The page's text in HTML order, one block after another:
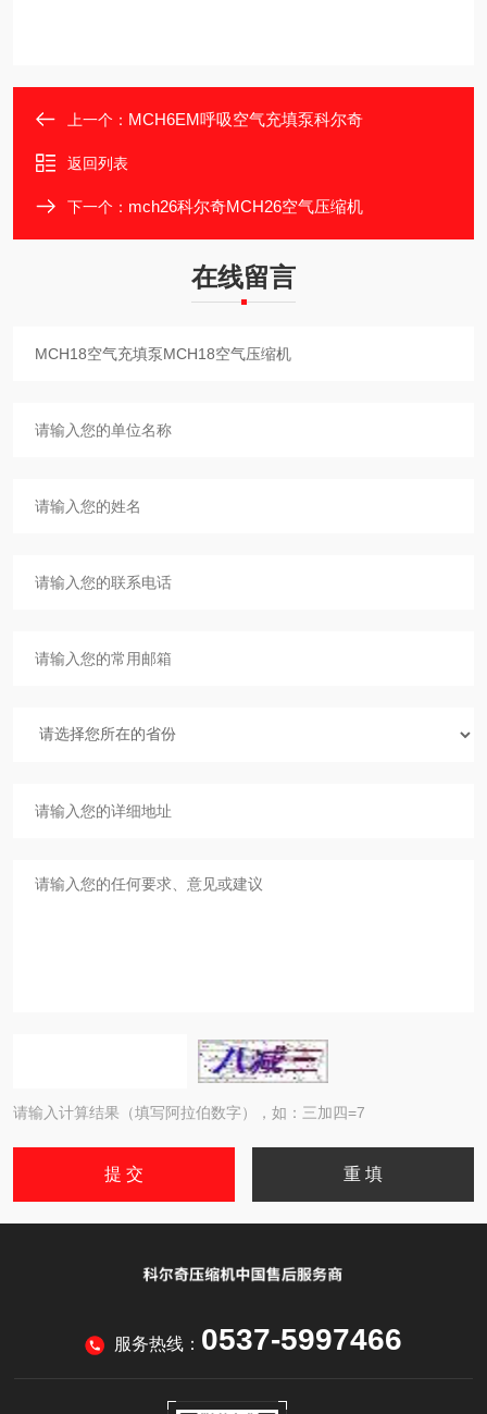
上一个： MCH6EM呼吸空气充填泵科尔奇
返回列表
下一个： mch26科尔奇MCH26空气压缩机
在线留言
请输入计算结果（填写阿拉伯数字），如：三加四=7
服务热线： 0537-5997466